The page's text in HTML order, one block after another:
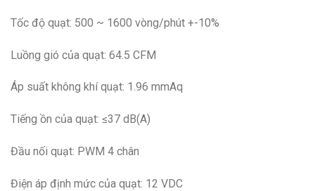
Tốc độ quạt: 500 ~ 1600 vòng/phút +-10%
Luồng gió của quạt: 64.5 CFM
Áp suất không khí quạt: 1.96 mmAq
Tiếng ồn của quạt: ≤37 dB(A)
Đầu nối quạt: PWM 4 chân
Điện áp định mức của quạt: 12 VDC